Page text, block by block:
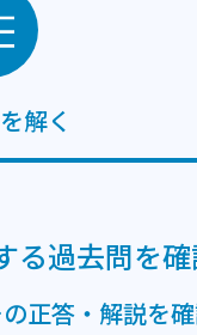
を解く
る過去問を
正答・解説を確